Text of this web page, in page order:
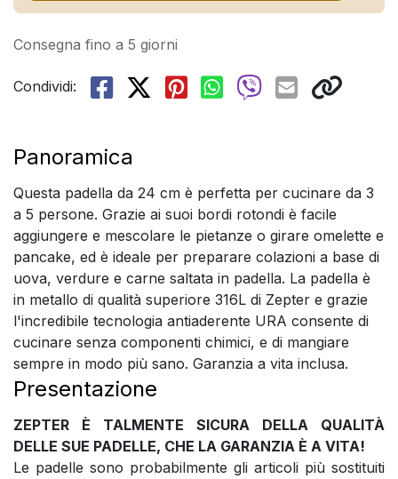
Consegna fino a 5 giorni
Condividi:
Panoramica
Questa padella da 24 cm è perfetta per cucinare da 3
a 5 persone. Grazie ai suoi bordi rotondi è facile
aggiungere e mescolare le pietanze o girare omelette e
pancake, ed è ideale per preparare colazioni a base di
uova, verdure e carne saltata in padella. La padella è
in metallo di qualità superiore 316L di Zepter e grazie
l'incredibile tecnologia antiaderente URA consente di
cucinare senza componenti chimici, e di mangiare
sempre in modo più sano. Garanzia a vita inclusa.
Presentazione
ZEPTER È TALMENTE SICURA DELLA QUALITÀ
DELLE SUE PADELLE, CHE LA GARANZIA È A VITA!
Le padelle sono probabilmente gli articoli più sostituiti